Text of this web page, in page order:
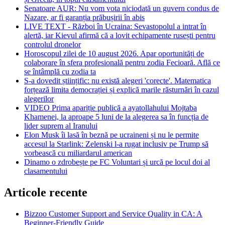
Senatoare AUR: Nu vom vota niciodată un guvern condus de
Nazare, ar fi garanția prăbușirii în abis
LIVE TEXT - Război în Ucraina: Sevastopolul a intrat în
alertă, iar Kievul afirmă că a lovit echipamente rusești pentru
controlul dronelor
Horoscopul zilei de 10 august 2026. Apar oportunități de
colaborare în sfera profesională pentru zodia Fecioară. Află ce
se întâmplă cu zodia ta
S-a dovedit științific: nu există alegeri 'corecte'. Matematica
forțează limita democrației și explică marile răsturnări în cazul
alegerilor
VIDEO Prima apariție publică a ayatollahului Mojtaba
Khamenei, la aproape 5 luni de la alegerea sa în funcția de
lider suprem al Iranului
Elon Musk îi lasă în beznă pe ucraineni și nu le permite
accesul la Starlink: Zelenski l-a rugat inclusiv pe Trump să
vorbească cu miliardarul american
Dinamo o zdrobește pe FC Voluntari și urcă pe locul doi al
clasamentului
Articole recente
Bizzoo Customer Support and Service Quality in CA: A
Beginner-Friendly Guide